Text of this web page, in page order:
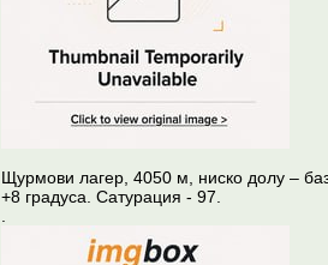
Щурмови лагер, 4050 м, ниско долу –
+8 градуса. Сатурация - 97.